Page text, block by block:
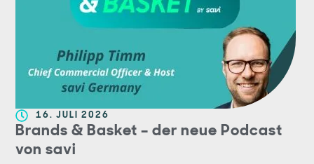
16. JULI 2026
Brands & Basket – der neue Podcast
von savi